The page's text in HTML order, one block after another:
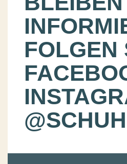
FOLGEN